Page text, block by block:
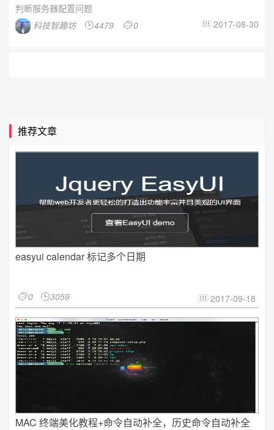
判断服务器配置问题
科技智趣坊
4479 0  2017-08-30
推荐文章
easyui calendar 标记多个日期
0 3059  2017-09-18
MAC 终端美化教程+命令自动补全，历史命令自动补全